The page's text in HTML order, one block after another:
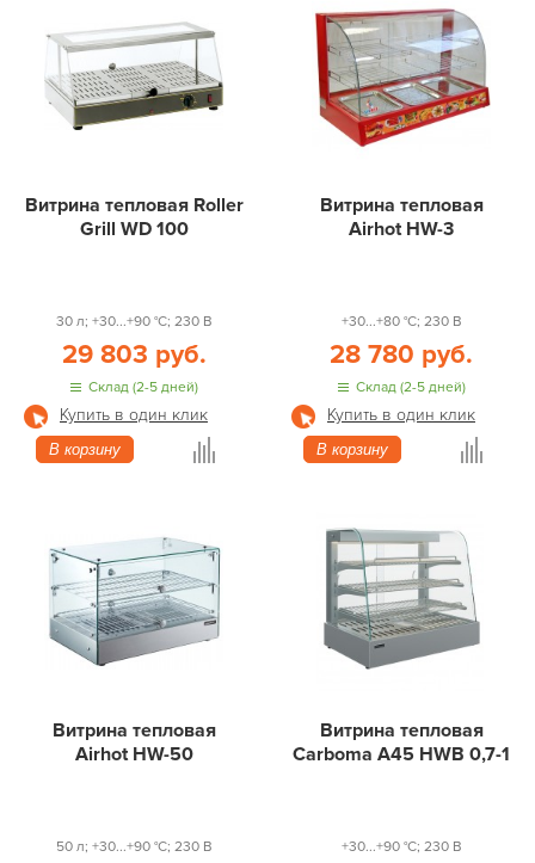
Витрина тепловая Roller
Grill WD 100
30 л; +30...+90 °С; 230 В
29 803 руб.
Склад (2-5 дней)
Купить в один клик
В корзину
Витрина тепловая
Airhot HW-3
+30...+80 °С; 230 В
28 780 руб.
Склад (2-5 дней)
Купить в один клик
В корзину
Витрина тепловая
Airhot HW-50
50 л; +30...+90 °С; 230 В
Витрина тепловая
Carboma A45 HWB 0,7-1
+30...+90 °С; 230 В